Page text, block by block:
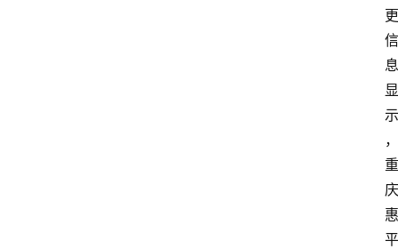
更
信
息
显
示
，
重
庆
惠
平